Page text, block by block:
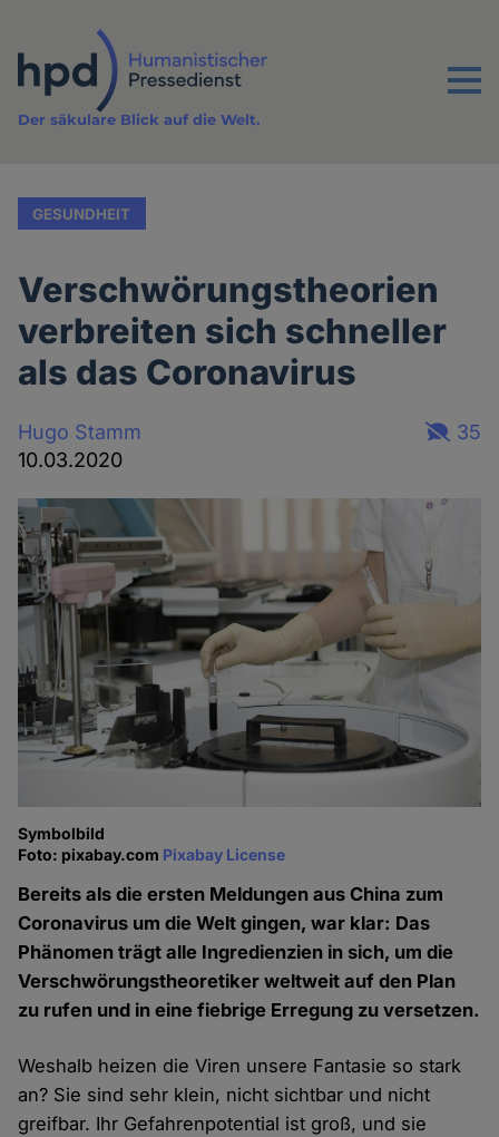
Inhalt
Menu
Der säkulare Blick auf die Welt.
GESUNDHEIT
Verschwörungstheorien
verbreiten sich schneller
als das Coronavirus
Hugo Stamm
10.03.2020
35
Symbolbild
Foto: pixabay.com Pixabay License
Bereits als die ersten Meldungen aus China zum
Coronavirus um die Welt gingen, war klar: Das
Phänomen trägt alle Ingredienzien in sich, um die
Verschwörungstheoretiker weltweit auf den Plan
zu rufen und in eine fiebrige Erregung zu versetzen.
Weshalb heizen die Viren unsere Fantasie so stark
an? Sie sind sehr klein, nicht sichtbar und nicht
greifbar. Ihr Gefahrenpotential ist groß, und sie